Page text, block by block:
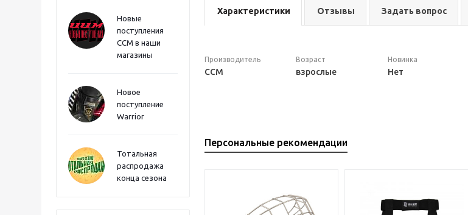
Новые
поступления
CCM в наши
магазины
Новое
поступление
Warrior
Тотальная
распродажа
конца сезона
Характеристики Отзывы Задать вопрос
Производитель
CCM
Возраст
взрослые
Новинка
Нет
Персональные рекомендации